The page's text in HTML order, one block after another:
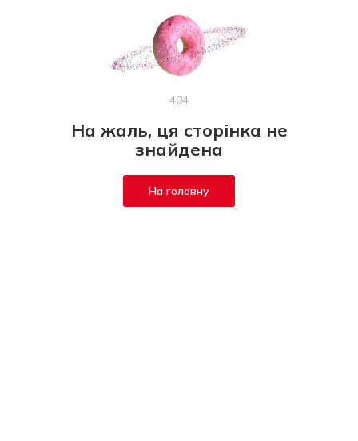
404
На жаль, ця сторінка не
знайдена
На головну